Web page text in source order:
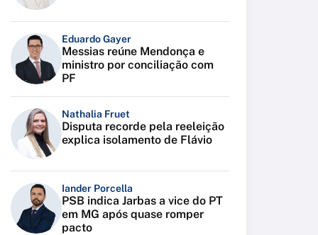
Eduardo Gayer
Messias reúne Mendonça e
ministro por conciliação com
PF
Nathalia Fruet
Disputa recorde pela reeleição
explica isolamento de Flávio
Iander Porcella
PSB indica Jarbas a vice do PT
em MG após quase romper
pacto